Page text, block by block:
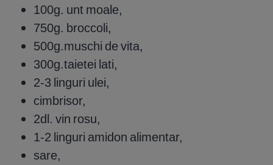
100g. unt moale,
750g. broccoli,
500g.muschi de vita,
300g.taietei lati,
2-3 linguri ulei,
cimbrisor,
2dl. vin rosu,
1-2 linguri amidon alimentar,
sare,